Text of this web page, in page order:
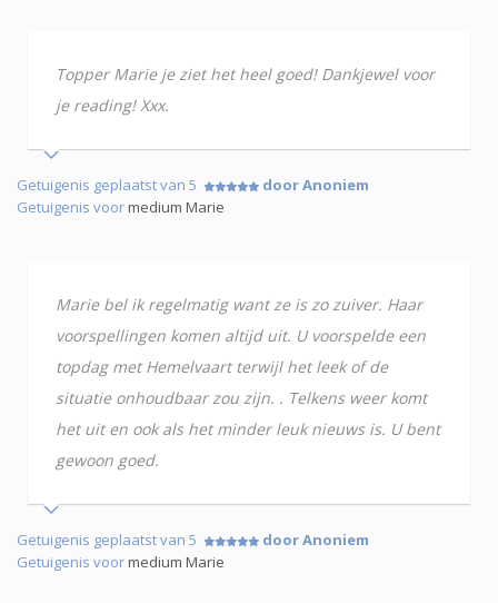
Topper Marie je ziet het heel goed! Dankjewel voor
je reading! Xxx.
Getuigenis geplaatst van 5
door Anoniem
Getuigenis voormedium Marie
Marie bel ik regelmatig want ze is zo zuiver. Haar
voorspellingen komen altijd uit. U voorspelde een
topdag met Hemelvaart terwijl het leek of de
situatie onhoudbaar zou zijn. . Telkens weer komt
het uit en ook als het minder leuk nieuws is. U bent
gewoon goed.
Getuigenis geplaatst van 5
door Anoniem
Getuigenis voormedium Marie